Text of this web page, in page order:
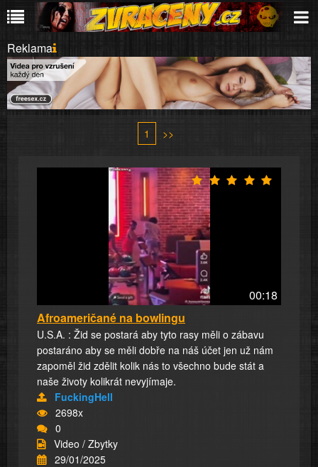
Reklama
1 >>
00:18
Afroameričané na bowlingu
U.S.A. : Žid se postará aby tyto rasy měli o zábavu
postaráno aby se měli dobře na náš účet jen už nám
zapoměl žid zdělit kolik nás to všechno bude stát a
naše životy kolikrát nevyjímaje.
FuckingHell
2698x
0
Video / Zbytky
29/01/2025